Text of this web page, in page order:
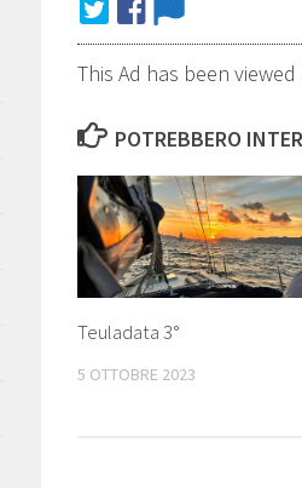
This Ad has been viewed
POTREBBERO
Teuladata 3°
5 OTTOBRE 2023